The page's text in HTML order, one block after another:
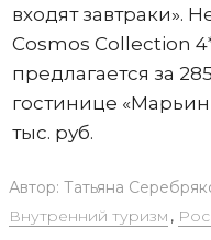
входят завтраки».
Cosmos Collection
предлагается за
гостинице «Марьин
тыс. руб.
Автор: Татьяна
Внутренний туризм ,